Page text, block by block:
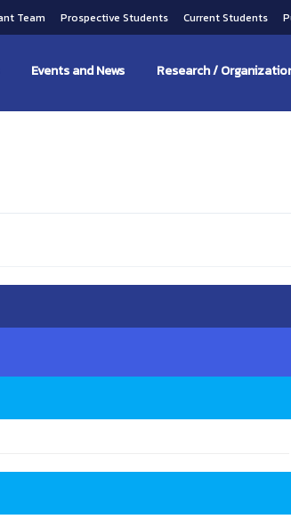
Team Prospective Students Current Students
Events and News Research /